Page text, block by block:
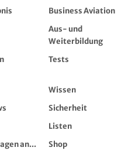
Business Aviation
Aus- und
Weiterbildung
Tests
Wissen
Sicherheit
Listen
an...
Shop